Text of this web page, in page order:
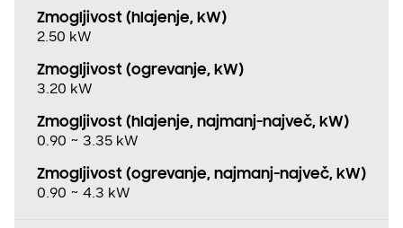
Zmogljivost (hlajenje, kW)
2.50 kW
Zmogljivost (ogrevanje, kW)
3.20 kW
Zmogljivost (hlajenje, najmanj−največ, kW)
0.90 ~ 3.35 kW
Zmogljivost (ogrevanje, najmanj−največ, kW)
0.90 ~ 4.3 kW